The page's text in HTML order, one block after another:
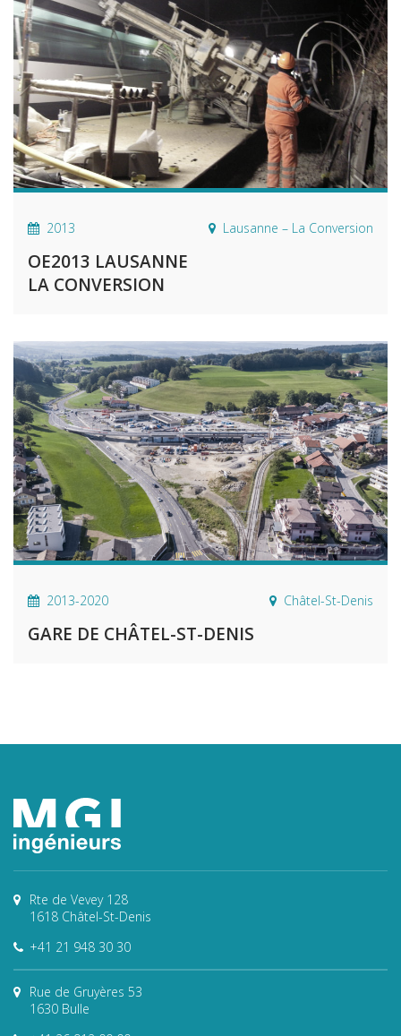
2013 Lausanne – La Conversion
OE2013 LAUSANNE
LA CONVERSION
2013-2020 Châtel-St-Denis
GARE DE CHÂTEL-ST-DENIS
Rte de Vevey 128
1618 Châtel-St-Denis
+41 21 948 30 30
Rue de Gruyères 53
1630 Bulle